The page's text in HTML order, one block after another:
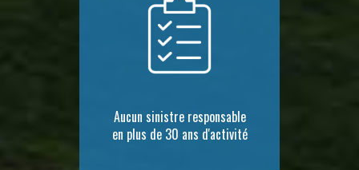
Aucun sinistre responsable
en plus de 30 ans d'activité